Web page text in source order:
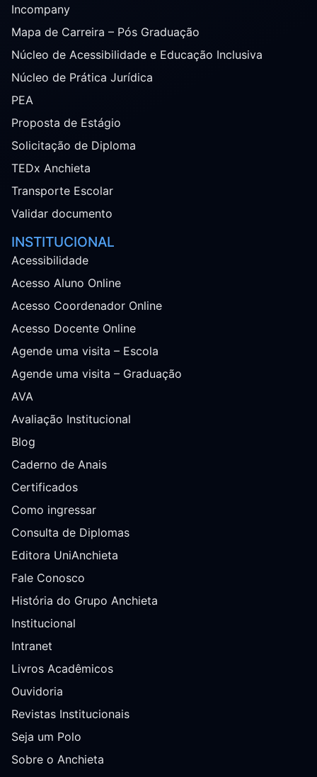
Incompany
Mapa de Carreira – Pós Graduação
Núcleo de Acessibilidade e Educação Inclusiva
Núcleo de Prática Jurídica
PEA
Proposta de Estágio
Solicitação de Diploma
TEDx Anchieta
Transporte Escolar
Validar documento
INSTITUCIONAL
Acessibilidade
Acesso Aluno Online
Acesso Coordenador Online
Acesso Docente Online
Agende uma visita – Escola
Agende uma visita – Graduação
AVA
Avaliação Institucional
Blog
Caderno de Anais
Certificados
Como ingressar
Consulta de Diplomas
Editora UniAnchieta
Fale Conosco
História do Grupo Anchieta
Institucional
Intranet
Livros Acadêmicos
Ouvidoria
Revistas Institucionais
Seja um Polo
Sobre o Anchieta